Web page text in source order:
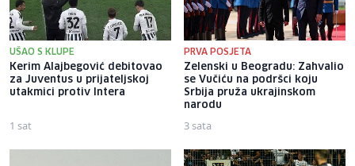
UŠAO S KLUPE
Kerim Alajbegović debitovao
za Juventus u prijateljskoj
utakmici protiv Intera
1 sat
PRVA POSJETA
Zelenski u Beogradu: Zahvalio
se Vučiću na podršci koju
Srbija pruža ukrajinskom
narodu
3 sata